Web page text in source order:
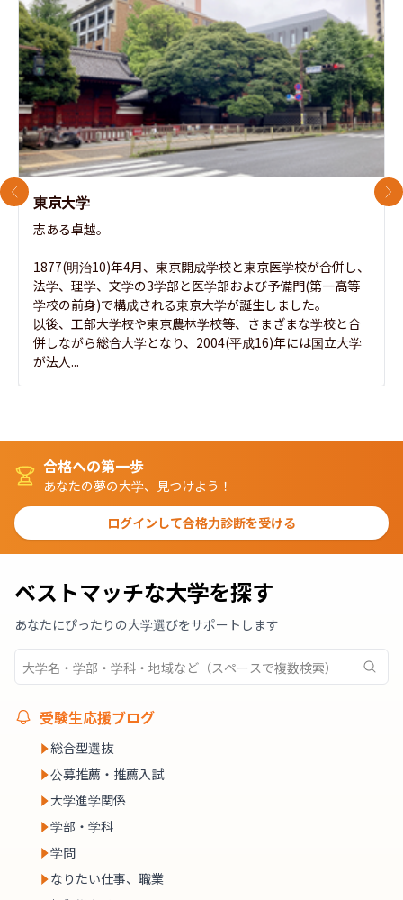
東京大学
志ある卓越。
1877(明治10)年4月、東京開成学校と東京医学校が合併し、
法学、理学、文学の3学部と医学部および予備門(第一高等
学校の前身)で構成される東京大学が誕生しました。
以後、工部大学校や東京農林学校等、さまざまな学校と合
併しながら総合大学となり、2004(平成16)年には国立大学
が法人...
前のスライド 次
合格への第一歩
あなたの夢の大学、見つけよう！
ログインして合格力診断を受ける
ベストマッチな大学を探す
あなたにぴったりの大学選びをサポートします
受験生応援ブログ
総合型選抜
公募推薦・推薦入試
大学進学関係
学部・学科
学問
なりたい仕事、職業